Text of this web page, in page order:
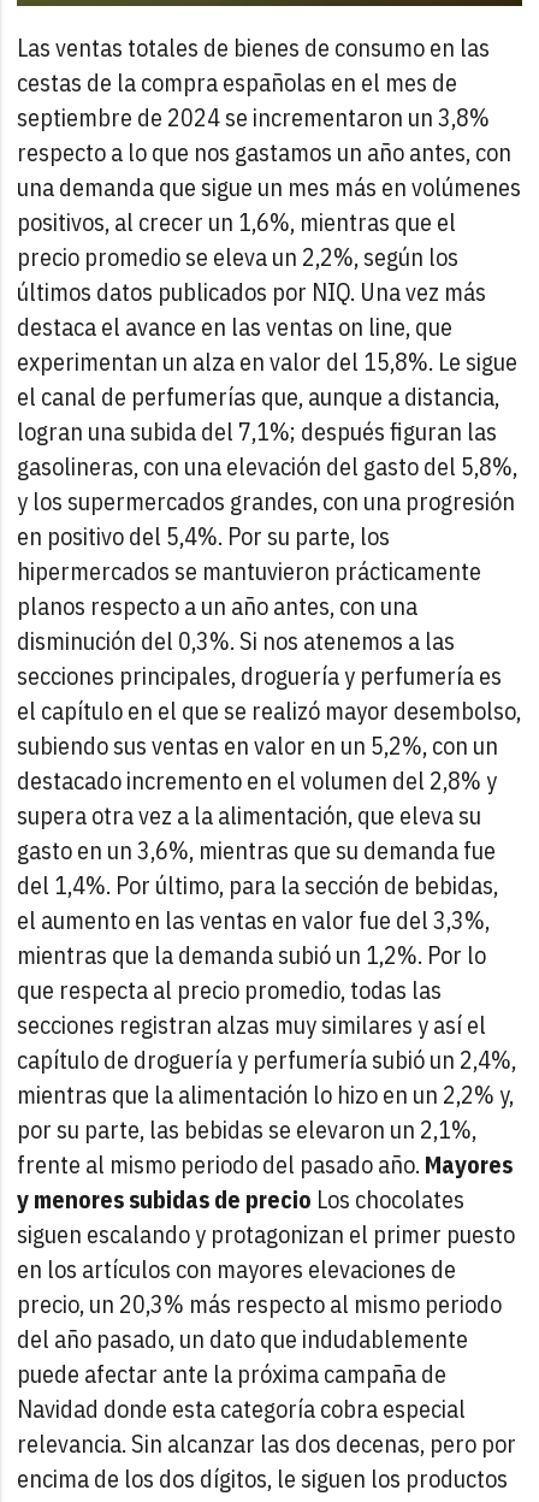
Las ventas totales de bienes de consumo en las
cestas de la compra españolas en el mes de
septiembre de 2024 se incrementaron un 3,8%
respecto a lo que nos gastamos un año antes, con
una demanda que sigue un mes más en volúmenes
positivos, al crecer un 1,6%, mientras que el
precio promedio se eleva un 2,2%, según los
últimos datos publicados por NIQ. Una vez más
destaca el avance en las ventas on line, que
experimentan un alza en valor del 15,8%. Le sigue
el canal de perfumerías que, aunque a distancia,
logran una subida del 7,1%; después figuran las
gasolineras, con una elevación del gasto del 5,8%,
y los supermercados grandes, con una progresión
en positivo del 5,4%. Por su parte, los
hipermercados se mantuvieron prácticamente
planos respecto a un año antes, con una
disminución del 0,3%. Si nos atenemos a las
secciones principales, droguería y perfumería es
el capítulo en el que se realizó mayor desembolso,
subiendo sus ventas en valor en un 5,2%, con un
destacado incremento en el volumen del 2,8% y
supera otra vez a la alimentación, que eleva su
gasto en un 3,6%, mientras que su demanda fue
del 1,4%. Por último, para la sección de bebidas,
el aumento en las ventas en valor fue del 3,3%,
mientras que la demanda subió un 1,2%. Por lo
que respecta al precio promedio, todas las
secciones registran alzas muy similares y así el
capítulo de droguería y perfumería subió un 2,4%,
mientras que la alimentación lo hizo en un 2,2% y,
por su parte, las bebidas se elevaron un 2,1%,
frente al mismo periodo del pasado año. Mayores
y menores subidas de precio Los chocolates
siguen escalando y protagonizan el primer puesto
en los artículos con mayores elevaciones de
precio, un 20,3% más respecto al mismo periodo
del año pasado, un dato que indudablemente
puede afectar ante la próxima campaña de
Navidad donde esta categoría cobra especial
relevancia. Sin alcanzar las dos decenas, pero por
encima de los dos dígitos, le siguen los productos